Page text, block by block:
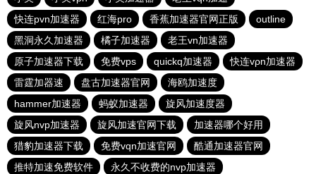
快连pvn加速器
红海pro 香蕉加速器官网正版
outline
黑洞永久加速器
橘子加速器
老王vn加速器
原子加速器下载
免费vps quickq加速器
快连vρn加速器
雷霆加器速
盘古加速器官网
海鸥加速度
hammer加速器
蚂蚁加速器
旋风加速度器
旋风nvp加速器
旋风加速官网下载
加速器哪个好用
猎豹加速器下载
免费vqn加速官网
酷通加速器官网
推特加速免费软件
永久不收费的nvp加速器